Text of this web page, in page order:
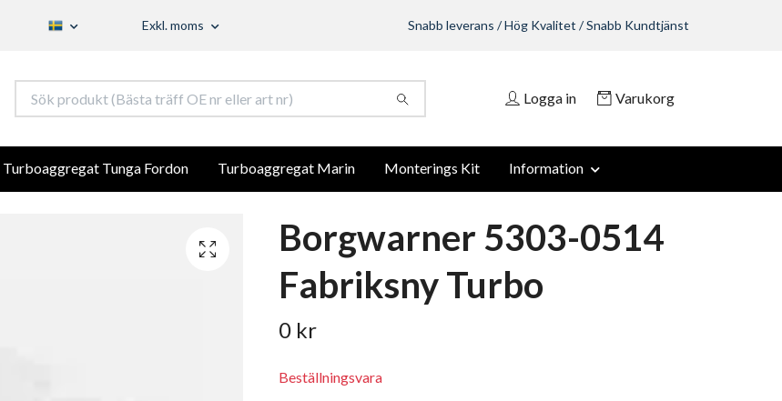
Exkl. moms Snabb leverans / Hög Kvalitet / Snabb Kundtjänst
Logga in Varukorg
Turboaggregat Tunga Fordon Turboaggregat Marin Monterings Kit Information
Borgwarner 5303-0514
Fabriksny Turbo
0 kr
Beställningsvara